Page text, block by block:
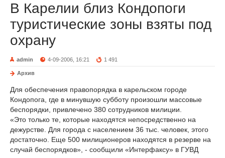
В Карелии близ Кондопоги
туристические зоны взяты под
охрану
admin 4-09-2006, 16:21 1 491
Архив
Для обеспечения правопорядка в карельском городе
Кондопога, где в минувшую субботу произошли массовые
беспорядки, привлечено 380 сотрудников милиции.
«Это только те, которые находятся непосредственно на
дежурстве. Для города с населением 36 тыс. человек, этого
достаточно. Еще 500 милиционеров находятся в резерве на
случай беспорядков», - сообщили «Интерфаксу» в ГУВД